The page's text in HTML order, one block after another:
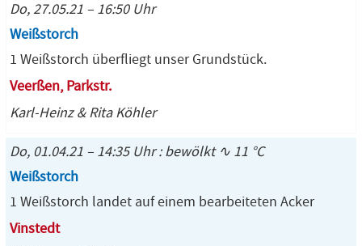
Do, 27.05.21 – 16:50 Uhr
Weißstorch
1 Weißstorch überfliegt unser Grundstück.
Veerßen, Parkstr.
Karl-Heinz & Rita Köhler
Do, 01.04.21 – 14:35 Uhr : bewölkt ∿ 11 °C
Weißstorch
1 Weißstorch landet auf einem bearbeiteten Acker
Vinstedt